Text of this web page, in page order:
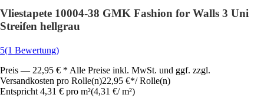
Vliestapete 10004-38 GMK Fashion for Walls 3 Uni
Streifen hellgrau
5(1 Bewertung)
Preis — 22,95 € * Alle Preise inkl. MwSt. und ggf. zzgl.
Versandkosten pro Rolle(n)22,95 €*/ Rolle(n)
Entspricht 4,31 € pro m²(4,31 €/ m²)